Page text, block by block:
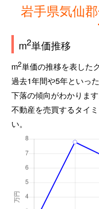
岩手県気仙
m2単価推移
m2単価の推移を表した
過去1年間や5年といっ
下落の傾向がわかります
不動産を売買するタイ
い。